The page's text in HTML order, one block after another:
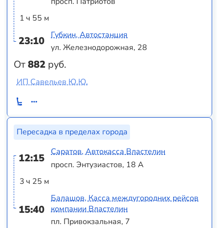
1 ч 55 м
23:10
От882 руб.
Губкин, Автостанция
ул. Железнодорожная, 28
ИП Савельев Ю.Ю.
Пересадка в пределах города
12:15
3 ч 25 м
15:40
Саратов, Автокасса Властелин
просп. Энтузиастов, 18 А
Балашов, Касса междугородних рейсов
компании Властелин
пл. Привокзальная, 7